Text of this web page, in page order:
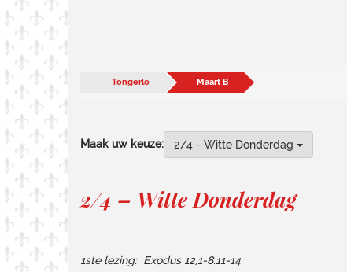
Tongerlo Maart B
Maak uw keuze: 2/4 - Witte Donderdag
2/4 – Witte Donderdag
1ste lezing: Exodus 12,1-8.11-14